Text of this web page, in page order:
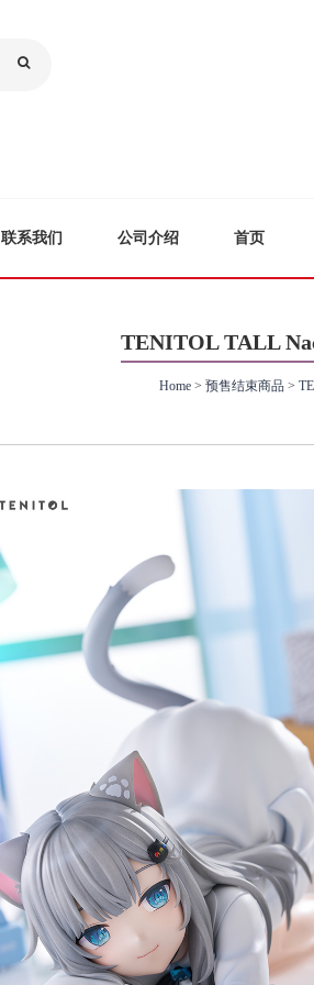
联系我们 公司介绍 首页
TENITOL TALL
Home > 预售结束商品 >